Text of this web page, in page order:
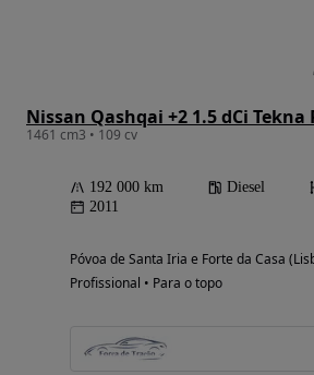
Nissan Qashqai +2 1.5 dCi
1461 cm3 • 109 cv
192 000 km Diesel
2011
Póvoa de Santa Iria e Forte da Casa
Profissional • Para o topo